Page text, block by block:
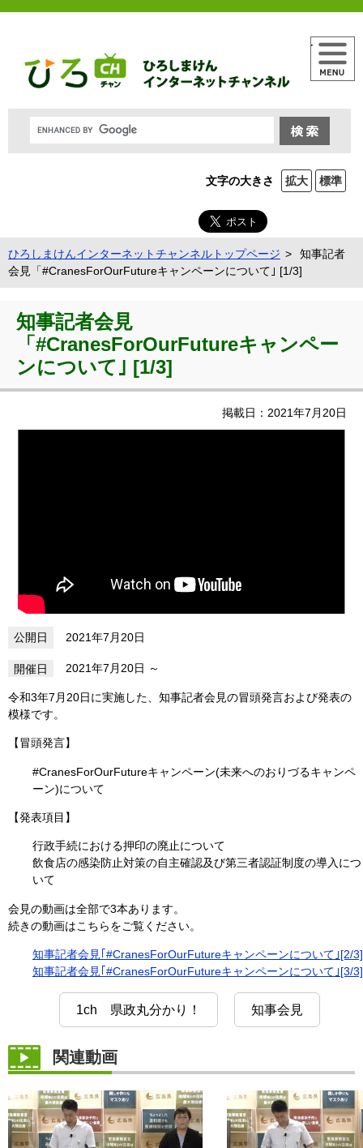
文字の大きさ 拡大 標準
メニュー
ひろしまけんインターネットチャンネルトップページ
知事記者
会見「#CranesForOurFutureキャンペーンについて｣ [1/3]
知事記者会見
「#CranesForOurFutureキャンペー
ンについて｣ [1/3]
掲載日：2021年7月20日
2021年7月20日
2021年7月20日
令和3年7月20日に実施した、知事記者会見の冒頭発言および発表の
模様です。
【冒頭発言】
#CranesForOurFutureキャンペーン(未来へのおりづるキャンペ
ーン)について
【発表項目】
行政手続における押印の廃止について
飲食店の感染防止対策の自主確認及び第三者認証制度の導入につ
いて
会見の動画は全部で3本あります。
続きの動画はこちらをご覧ください。
知事記者会見｢#CranesForOurFutureキャンペーンについて｣[2/3]
知事記者会見｢#CranesForOurFutureキャンペーンについて｣[3/3]
1ch 県政丸分かり！ 知事会見
関連動画